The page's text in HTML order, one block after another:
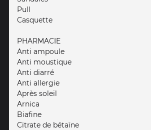
Pull
Casquette
PHARMACIE
Anti ampoule
Anti moustique
Anti diarré
Anti allergie
Après soleil
Arnica
Biafine
Citrate de bétaïne